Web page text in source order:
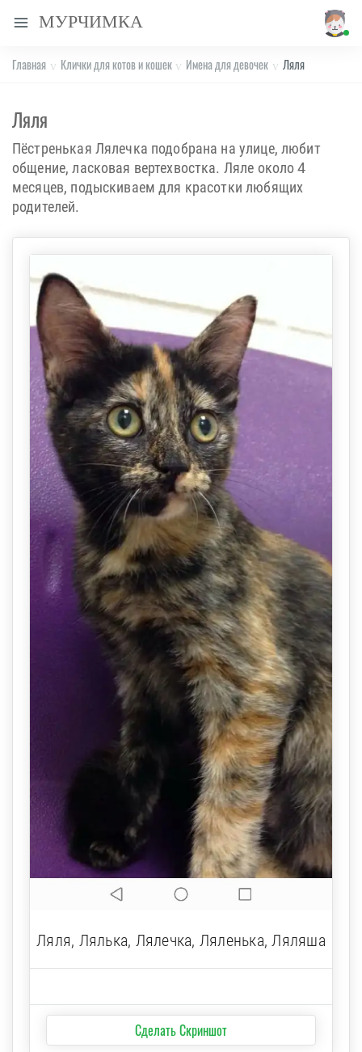
МУРЧИМКА
Главная Клички для котов и кошек Имена для девочек Ляля
Ляля
Пёстренькая Лялечка подобрана на улице, любит
общение, ласковая вертехвостка. Ляле около 4
месяцев, подыскиваем для красотки любящих
родителей.
Ляля, Лялька, Лялечка, Ляленька, Ляляша
Сделать Скриншот